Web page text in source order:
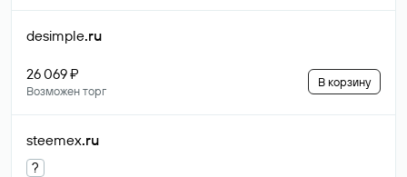
desimple.ru
26 069 ₽
Возможен торг
В корзину
steemex.ru
?